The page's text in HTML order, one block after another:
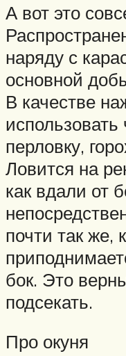
А вот это
наряду с
основной
В качестве
перловку,
Ловится на
как вдали от
почти так же,
бок. Это
подсекать.
Про окуня